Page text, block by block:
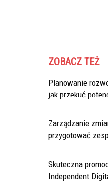
ZOBACZ TEŻ
Planowanie
jak przekuć
Zarządzanie
przygotować
Skuteczna
Independent